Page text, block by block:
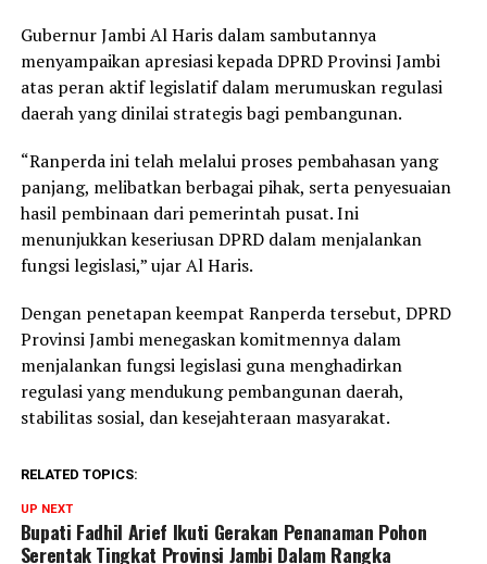
Gubernur Jambi Al Haris dalam sambutannya
menyampaikan apresiasi kepada DPRD Provinsi Jambi
atas peran aktif legislatif dalam merumuskan regulasi
daerah yang dinilai strategis bagi pembangunan.
“Ranperda ini telah melalui proses pembahasan yang
panjang, melibatkan berbagai pihak, serta penyesuaian
hasil pembinaan dari pemerintah pusat. Ini
menunjukkan keseriusan DPRD dalam menjalankan
fungsi legislasi,” ujar Al Haris.
Dengan penetapan keempat Ranperda tersebut, DPRD
Provinsi Jambi menegaskan komitmennya dalam
menjalankan fungsi legislasi guna menghadirkan
regulasi yang mendukung pembangunan daerah,
stabilitas sosial, dan kesejahteraan masyarakat.
RELATED TOPICS:
UP NEXT
Bupati Fadhil Arief Ikuti Gerakan Penanaman Pohon
Serentak Tingkat Provinsi Jambi Dalam Rangka